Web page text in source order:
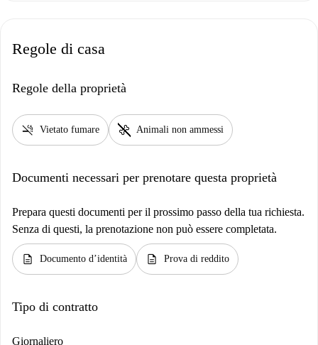
Regole di casa
Regole della proprietà
smoke_free Vietato fumare pet_supplies Animali non ammessi
Documenti necessari per prenotare questa proprietà
Prepara questi documenti per il prossimo passo della tua richiesta.
Senza di questi, la prenotazione non può essere completata.
description Documento d’identità description Prova di reddito
Tipo di contratto
Giornaliero